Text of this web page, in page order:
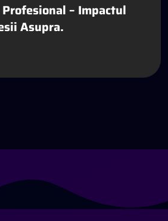
– Impactul
Asupra.